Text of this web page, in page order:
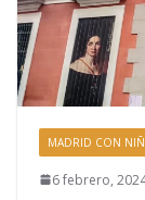
MADRID CON
6 febrero,